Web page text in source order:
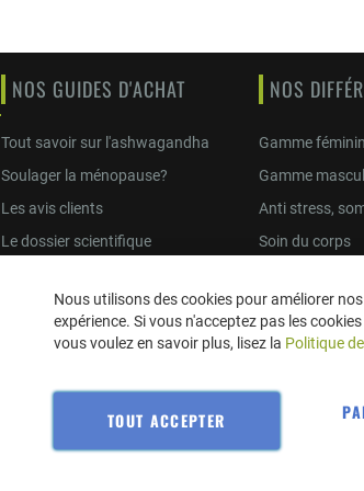
NOS GUIDES D'ACHAT
Tout savoir sur l'ashwagandha
Soulager la ménopause?
Les avis clients
Le dossier scientifique
Recettes à base de Maca
Vue sur le Figaro Madame
NOS
Gamme
Gamme
Anti stress,
Soin du corps
Maca Bio Es
Maca Bio It
Nous utilisons des cookies pour améliorer
expérience. Si vous n'acceptez pas les
vous voulez en savoir plus, lisez la Politique
TOUT ACCEPTER